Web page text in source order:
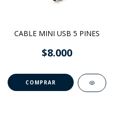
CABLE MINI USB 5 PINES
$8.000